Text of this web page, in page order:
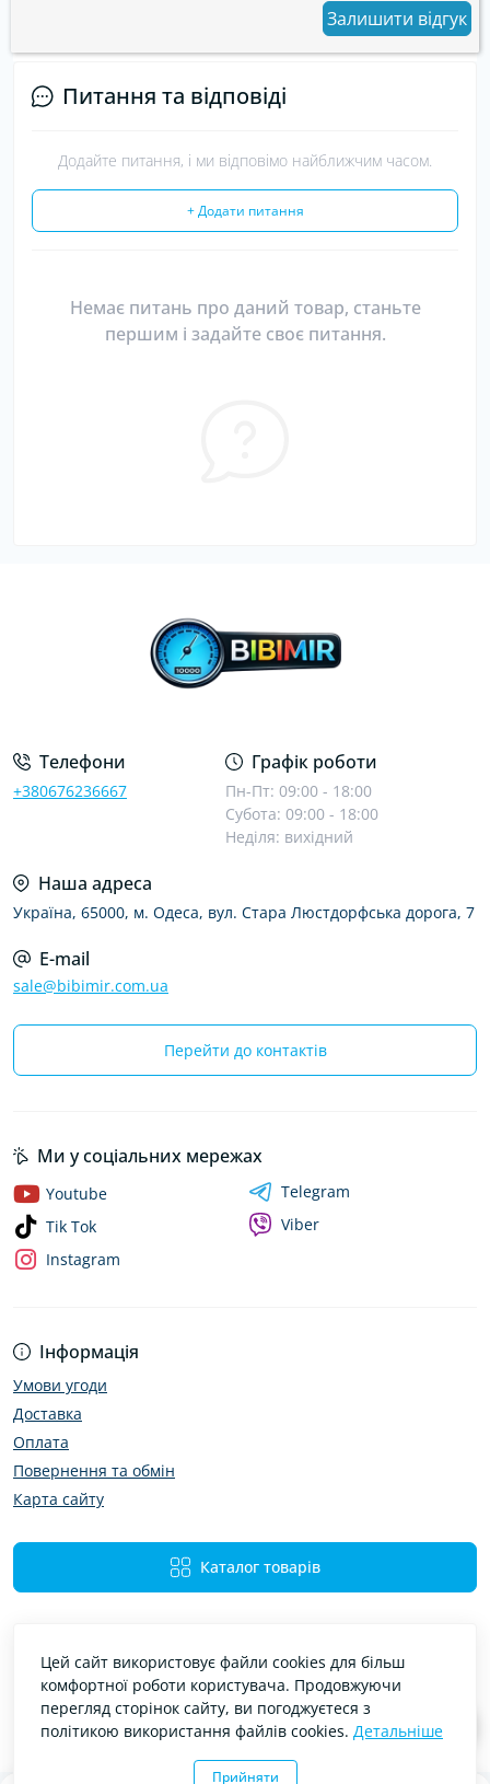
Залишити відгук
Питання та відповіді
Додайте питання, і ми відповімо найближчим часом.
+ Додати питання
Немає питань про даний товар, станьте
першим і задайте своє питання.
Телефони
+380676236667
Графік роботи
Пн-Пт: 09:00 - 18:00
Субота: 09:00 - 18:00
Неділя: вихідний
Наша адреса
Україна, 65000, м. Одеса, вул. Стара Люстдорфська дорога, 7
E-mail
sale@bibimir.com.ua
Перейти до контактів
Інформація
Умови угоди
Доставка
Оплата
Повернення та обмін
Карта сайту
Каталог товарів
Ми у соціальних мережах
Youtube
Tik Tok
Instagram
Telegram
Viber
Bibimir — автотовари та аксесуари © 2026
Цей сайт використовує файли cookies для більш
комфортної роботи користувача. Продовжуючи
перегляд сторінок сайту, ви погоджуєтеся з
політикою використання файлів cookies. Детальніше
Прийняти